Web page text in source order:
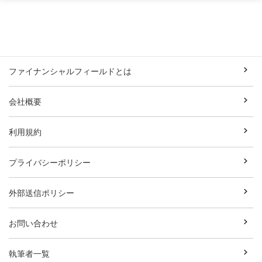
ファイナンシャルフィールドとは
会社概要
利用規約
プライバシーポリシー
外部送信ポリシー
お問い合わせ
執筆者一覧